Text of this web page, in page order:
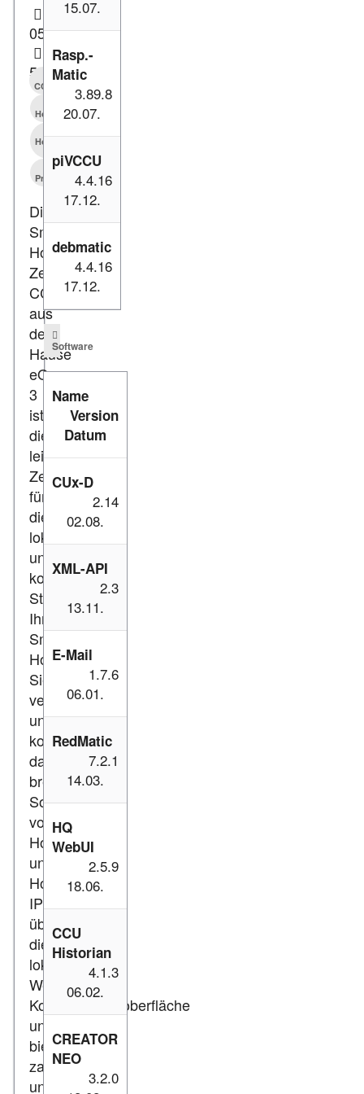
05.10.2018
51.153
CCU3
HomeMatic
Homematic
Presse
Die
Smart
Home
Zentrale
CCU3
aus
dem
Hause
eQ-
3
ist
die
leistungsstarke
Zentrale
für
die
lokale
und
komfortable
Steuerung
Ihres
Smart
Homes.
Sie
verbindet
und
kombiniert
das
breite
Sortiment
von
Homematic
und
Homematic
IP
über
die
lokale
WebUI
Konfigurationsoberfläche
und
bietet
zahlreiche
und
15.07.
Rasp.-
Matic
3.89.8
20.07.
piVCCU
4.4.16
17.12.
debmatic
4.4.16
17.12.
Software
Name
Version
Datum
CUx-D
2.14
02.08.
XML-API
2.3
13.11.
E-Mail
1.7.6
06.01.
RedMatic
7.2.1
14.03.
HQ
WebUI
2.5.9
18.06.
CCU
Historian
4.1.3
06.02.
CREATOR
NEO
3.2.0